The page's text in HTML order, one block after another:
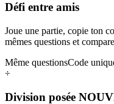
Défi entre amis
Joue une partie, copie ton
mêmes questions et
Même questionsCode
÷
Division posée